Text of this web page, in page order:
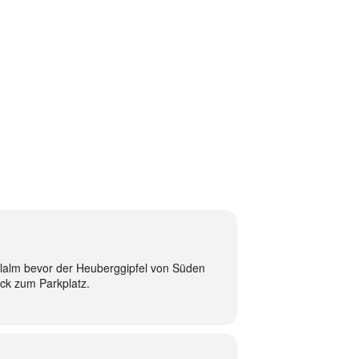
bevor der Heuberggipfel von Süden
zum Parkplatz.